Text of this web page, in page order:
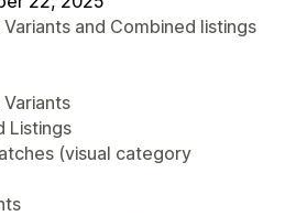
and Combined listings
Listings
(visual category